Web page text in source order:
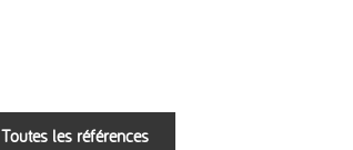
Toutes les références